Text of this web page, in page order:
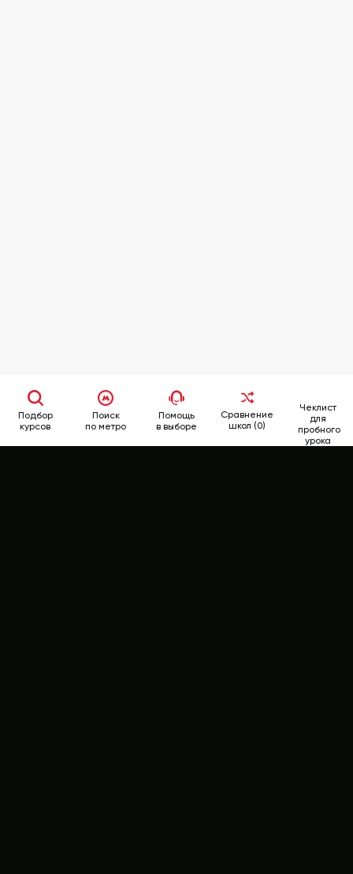
Подбор
курсов
Поиск
по метро
Помощь
в выборе
Сравнение
школ (0)
Чеклист
для
пробного
урока